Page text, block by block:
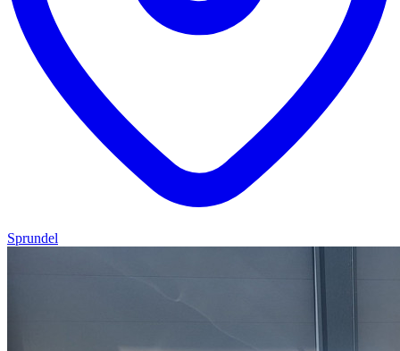
Sprundel